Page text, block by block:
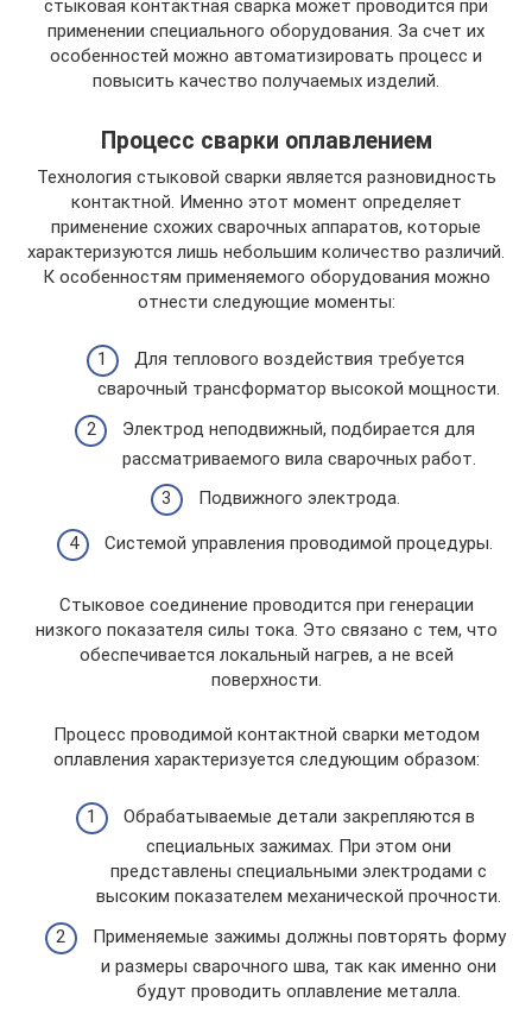
стыковая контактная сварка может проводится при
применении специального оборудования. За счет их
особенностей можно автоматизировать процесс и
повысить качество получаемых изделий.
Процесс сварки оплавлением
Технология стыковой сварки является разновидность
контактной. Именно этот момент определяет
применение схожих сварочных аппаратов, которые
характеризуются лишь небольшим количество различий.
К особенностям применяемого оборудования можно
отнести следующие моменты:
Для теплового воздействия требуется
сварочный трансформатор высокой мощности.
Электрод неподвижный, подбирается для
рассматриваемого вила сварочных работ.
Подвижного электрода.
Системой управления проводимой процедуры.
Стыковое соединение проводится при генерации
низкого показателя силы тока. Это связано с тем, что
обеспечивается локальный нагрев, а не всей
поверхности.
Процесс проводимой контактной сварки методом
оплавления характеризуется следующим образом:
Обрабатываемые детали закрепляются в
специальных зажимах. При этом они
представлены специальными электродами с
высоким показателем механической прочности.
Применяемые зажимы должны повторять форму
и размеры сварочного шва, так как именно они
будут проводить оплавление металла.